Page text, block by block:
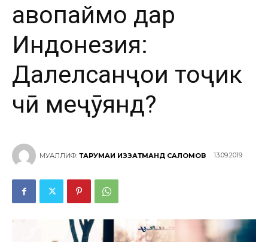
ҳавопаймо дар
Индонезия:
Далелсанҷҳои тоҷик
чӣ меҷӯянд?
МУАЛЛИФ: ТАРҶУМАИ ИЗЗАТМАНД САЛОМОВ 13.09.2019